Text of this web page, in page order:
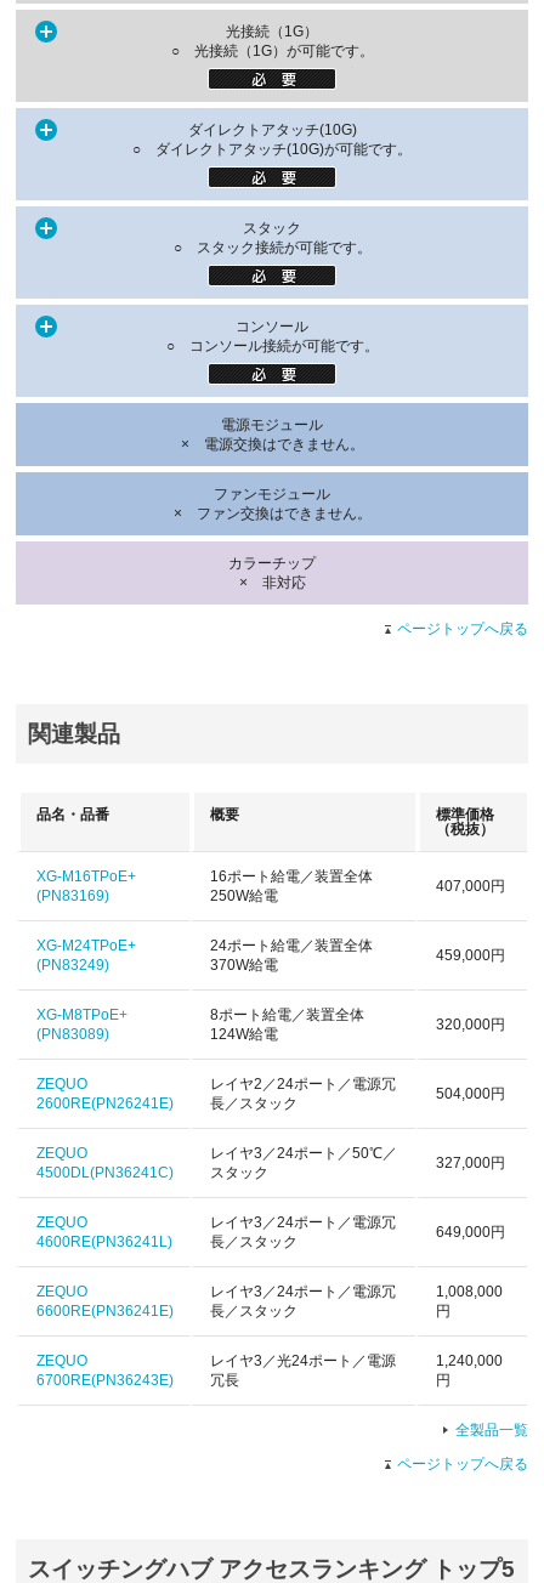
光接続（1G）
○ 光接続（1G）が可能です。
ダイレクトアタッチ(10G)
○ ダイレクトアタッチ(10G)が可能です。
スタック
○ スタック接続が可能です。
コンソール
○ コンソール接続が可能です。
電源モジュール
× 電源交換はできません。
ファンモジュール
× ファン交換はできません。
カラーチップ
× 非対応
ページトップへ戻る
関連製品
品名・品番 概要
標準価格
（税抜）
XG-M16TPoE+
(PN83169)
16ポート給電／装置全体
250W給電
407,000円
XG-M24TPoE+
(PN83249)
24ポート給電／装置全体
370W給電
459,000円
XG-M8TPoE+
(PN83089)
8ポート給電／装置全体
124W給電
320,000円
ZEQUO
2600RE(PN26241E)
レイヤ2／24ポート／電源冗
長／スタック
504,000円
ZEQUO
4500DL(PN36241C)
レイヤ3／24ポート／50℃／
スタック
327,000円
ZEQUO
4600RE(PN36241L)
レイヤ3／24ポート／電源冗
長／スタック
649,000円
ZEQUO
6600RE(PN36241E)
レイヤ3／24ポート／電源冗
長／スタック
1,008,000
円
ZEQUO
6700RE(PN36243E)
レイヤ3／光24ポート／電源
冗長
1,240,000
円
全製品一覧
ページトップへ戻る
スイッチングハブ アクセスランキング トップ5